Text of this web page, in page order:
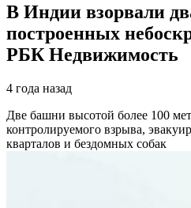
В Индии взорвали
построенных
РБК Недвижимость
4 года назад
Две башни высотой более 100
контролируемого взрыва,
кварталов и бездомных собак